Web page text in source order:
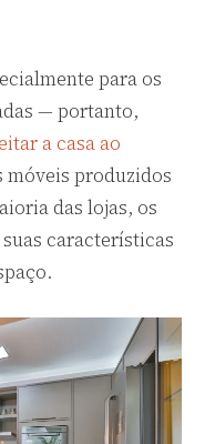
para os
— portanto,
a casa ao
móveis produzidos
das lojas, os
características